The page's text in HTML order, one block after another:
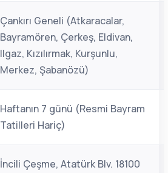
Çankırı Geneli (Atkaracalar,
Bayramören, Çerkeş, Eldivan,
Ilgaz, Kızılırmak, Kurşunlu,
Merkez, Şabanözü)
Haftanın 7 günü (Resmi Bayram
Tatilleri Hariç)
İncili Çeşme, Atatürk Blv. 18100